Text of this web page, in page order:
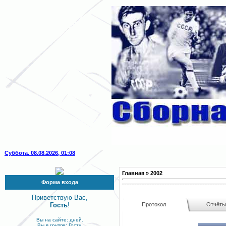
Суббота, 08.08.2026, 01:08
Форма входа
Приветствую Вас,
Гость!
Вы на сайте: дней.
Главная » 2002
Протокол Отчёты